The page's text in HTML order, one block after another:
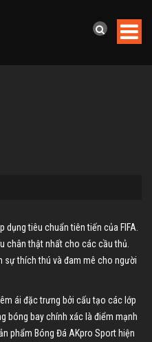
tiêu chuẩn tiên tiến của FIFA.
chân thật nhất cho các cầu thủ.
sự thích thú và đam mê cho người
ái đặc trưng bởi cấu tạo các lớp
bóng bay chính xác là điểm mạnh
phẩm Bóng Đá AKpro Sport hiện